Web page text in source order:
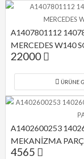
A1407801112
MERCEDES W140
22000
ÜRÜNE
A1402600253
MEKANİZMA
4565